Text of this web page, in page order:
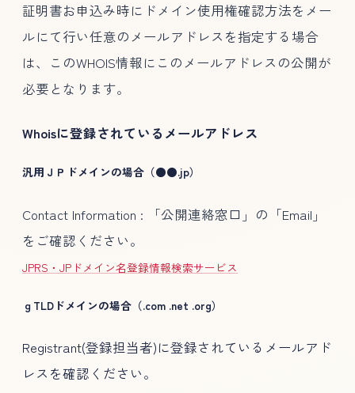
証明書お申込み時にドメイン使用権確認方法をメー
ルにて行い任意のメールアドレスを指定する場合
は、このWHOIS情報にこのメールアドレスの公開が
必要となります。
Whoisに登録されているメールアドレス
汎用ＪＰドメインの場合（●●.jp）
Contact Information : 「公開連絡窓口」の「Email」
をご確認ください。
JPRS・JPドメイン名登録情報検索サービス
ｇTLDドメインの場合（.com .net .org）
Registrant(登録担当者)に登録されているメールアド
レスを確認ください。